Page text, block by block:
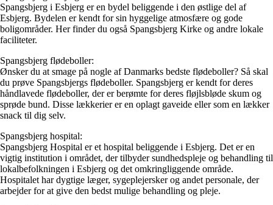
Spangsbjerg i Esbjerg er en bydel beliggende i den østlige del af
Esbjerg. Bydelen er kendt for sin hyggelige atmosfære og gode
boligområder. Her finder du også Spangsbjerg Kirke og andre lokale
faciliteter.
Spangsbjerg flødeboller:
Ønsker du at smage på nogle af Danmarks bedste flødeboller? Så skal
du prøve Spangsbjergs flødeboller. Spangsbjerg er kendt for deres
håndlavede flødeboller, der er berømte for deres fløjlsbløde skum og
sprøde bund. Disse lækkerier er en oplagt gaveide eller som en lækker
snack til dig selv.
Spangsbjerg hospital:
Spangsbjerg Hospital er et hospital beliggende i Esbjerg. Det er en
vigtig institution i området, der tilbyder sundhedspleje og behandling til
lokalbefolkningen i Esbjerg og det omkringliggende område.
Hospitalet har dygtige læger, sygeplejersker og andet personale, der
arbejder for at give den bedst mulige behandling og pleje.